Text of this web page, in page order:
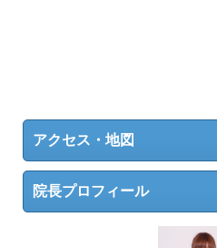
アクセス・地図
院長プロフィール